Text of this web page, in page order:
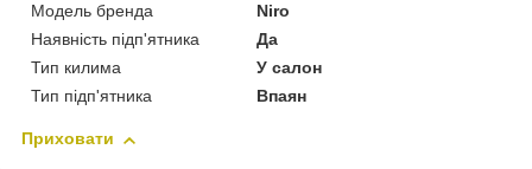
Модель бренда
Niro
Наявність підп'ятника
Да
Тип килима
У салон
Тип підп'ятника
Впаян
Приховати